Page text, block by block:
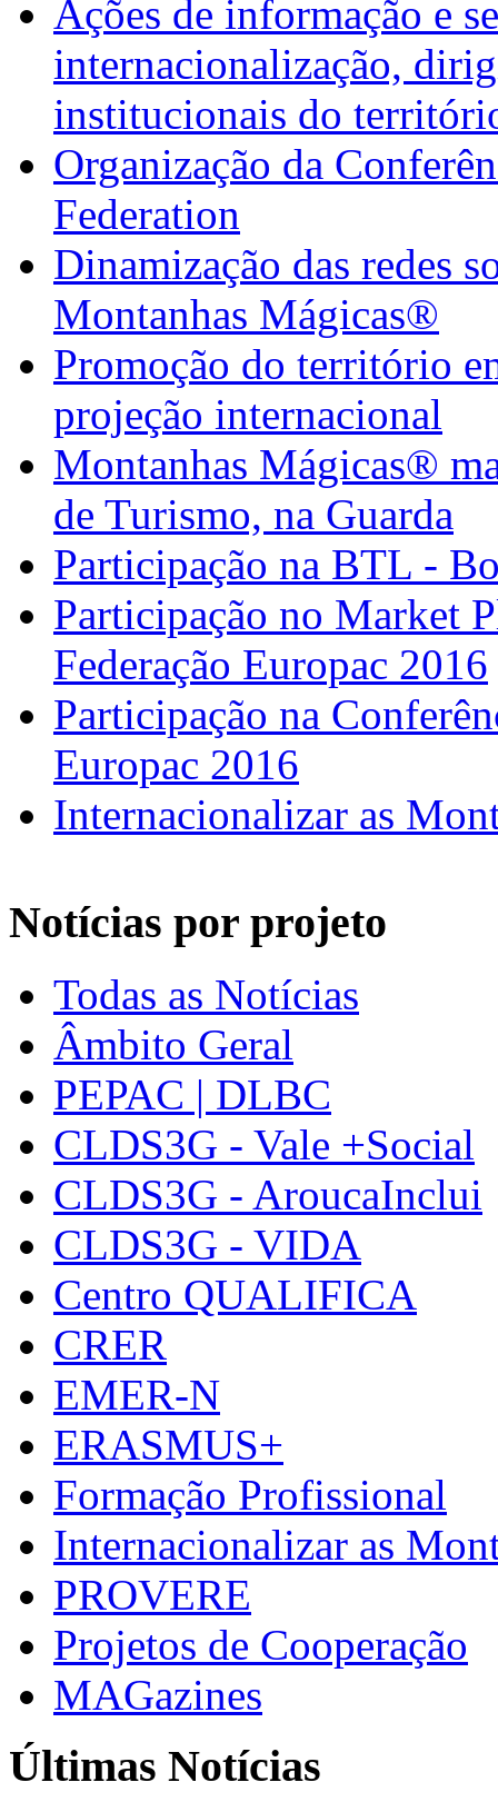
Ações de informação e
internacionalização,
institucionais do
Organização da
Federation
Dinamização das redes
Montanhas Mágicas®
Promoção do território
projeção internacional
Montanhas Mágicas®
de Turismo, na Guarda
Participação na BTL -
Participação no Market
Federação Europac 2016
Participação na
Europac 2016
Internacionalizar as
Notícias por projeto
Todas as Notícias
Âmbito Geral
PEPAC | DLBC
CLDS3G - Vale +Social
CLDS3G - AroucaInclui
CLDS3G - VIDA
Centro QUALIFICA
CRER
EMER-N
ERASMUS+
Formação Profissional
Internacionalizar as
PROVERE
Projetos de Cooperação
MAGazines
Últimas Notícias